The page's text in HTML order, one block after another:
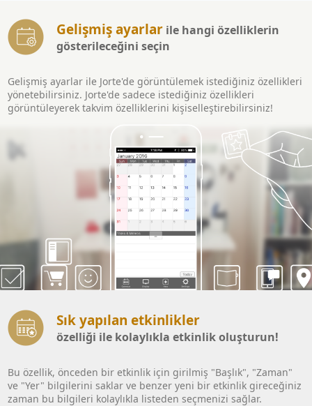
Gelişmiş ayarlar ile hangi özelliklerin
gösterileceğini seçin
Gelişmiş ayarlar ile Jorte'de görüntülemek istediğiniz özellikleri
yönetebilirsiniz. Jorte'de sadece istediğiniz özellikleri
görüntüleyerek takvim özelliklerini kişiselleştirebilirsiniz!
Sık yapılan etkinlikler
özelliği ile kolaylıkla etkinlik oluşturun!
Bu özellik, önceden bir etkinlik için girilmiş "Başlık", "Zaman"
ve "Yer" bilgilerini saklar ve benzer yeni bir etkinlik gireceğiniz
zaman bu bilgileri kolaylıkla listeden seçmenizi sağlar.